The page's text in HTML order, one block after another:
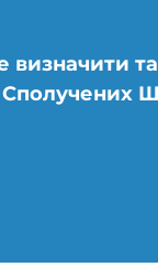
визначити